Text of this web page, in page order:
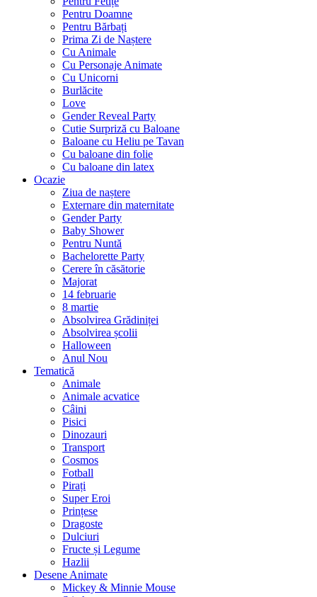
Pentru Doamne
Pentru Bărbați
Prima Zi de Naștere
Cu Animale
Cu Personaje Animate
Cu Unicorni
Burlăcite
Love
Gender Reveal Party
Cutie Surpriză cu Baloane
Baloane cu Heliu pe Tavan
Cu baloane din folie
Cu baloane din latex
Ocazie
Ziua de naștere
Externare din maternitate
Gender Party
Baby Shower
Pentru Nuntă
Bachelorette Party
Cerere în căsătorie
Majorat
14 februarie
8 martie
Absolvirea Grădiniței
Absolvirea școlii
Halloween
Anul Nou
Tematică
Animale
Animale acvatice
Câini
Pisici
Dinozauri
Transport
Cosmos
Fotball
Pirați
Super Eroi
Prințese
Dragoste
Dulciuri
Fructe și Legume
Hazlii
Desene Animate
Mickey & Minnie Mouse